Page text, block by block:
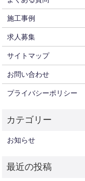
施工事例
求人募集
サイトマップ
お問い合わせ
プライバシーポリシー
お知らせ